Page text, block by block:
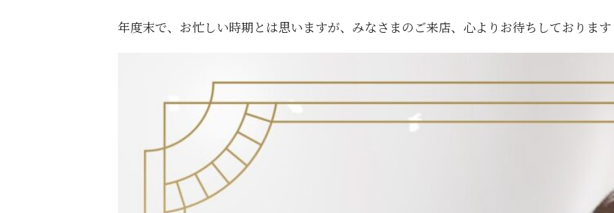
年度末で、お忙しい時期とは思いますが、みなさまのご来店、心よりお待ちしておりま